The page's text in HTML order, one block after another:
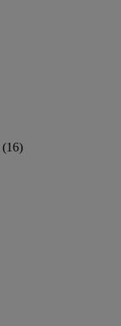
(16)